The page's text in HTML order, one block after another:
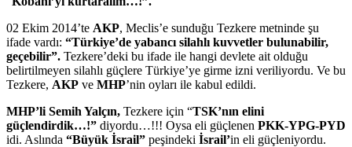
02 Ekim 2014’te AKP, Meclis’e sunduğu Tezkere metninde şu
ifade vardı: “Türkiye’de yabancı silahlı kuvvetler bulunabilir,
geçebilir”. Tezkere’deki bu ifade ile hangi devlete ait olduğu
belirtilmeyen silahlı güçlere Türkiye’ye girme izni veriliyordu. Ve bu
Tezkere, AKP ve MHP’nin oyları ile kabul edildi.
MHP’li Semih Yalçın, Tezkere için “TSK’nın elini
güçlendirdik…!” diyordu…!!! Oysa eli güçlenen PKK-YPG-PYD
idi. Aslında “Büyük İsrail” peşindeki İsrail’in eli güçleniyordu.